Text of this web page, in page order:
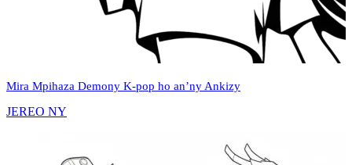
Mira Mpihaza Demony K‑pop ho an’ny Ankizy
JEREO NY